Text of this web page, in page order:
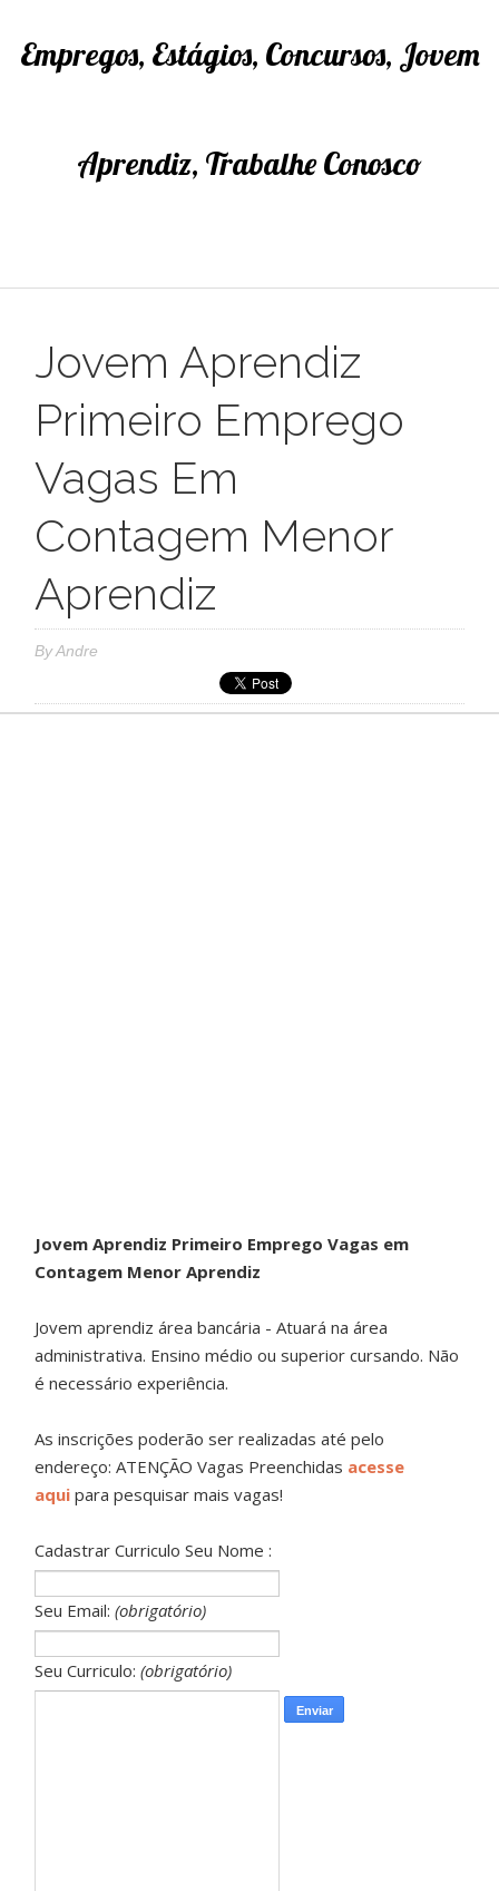
Empregos, Estágios, Concursos, Jovem
Aprendiz, Trabalhe Conosco
Jovem Aprendiz
Primeiro Emprego
Vagas Em
Contagem Menor
Aprendiz
ByAndre
Jovem Aprendiz Primeiro Emprego Vagas em
Contagem Menor Aprendiz
Jovem aprendiz área bancária - Atuará na área
administrativa. Ensino médio ou superior cursando. Não
é necessário experiência.
As inscrições poderão ser realizadas até pelo
endereço: ATENÇÃO Vagas Preenchidas acesse
aqui para pesquisar mais vagas!
Cadastrar Curriculo Seu Nome :
Seu Email:(obrigatório)
Seu Curriculo:(obrigatório)